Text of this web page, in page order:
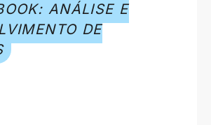
ANÁLISE E
DE